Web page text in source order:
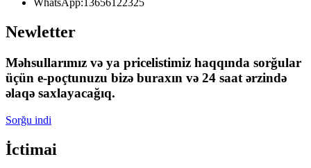
WhatsApp:13656122325
Newletter
Məhsullarımız və ya pricelistimiz haqqında sorğular
üçün e-poçtunuzu bizə buraxın və 24 saat ərzində
əlaqə saxlayacağıq.
Sorğu indi
İctimai